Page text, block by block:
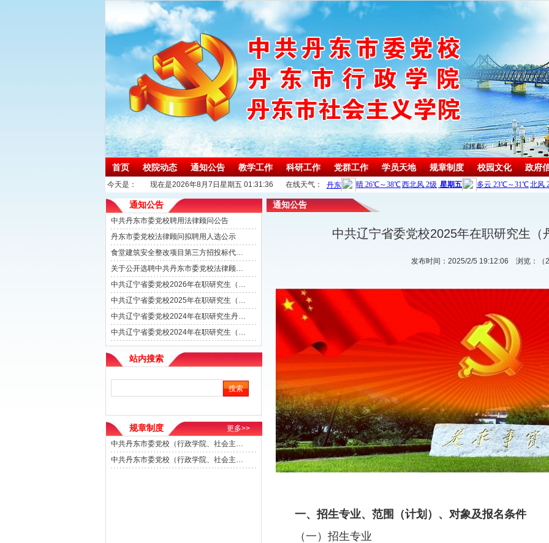
首页 校院动态 通知公告 教学工作 科研工作 党群工作 学员天地 规章制度 校园文化 政府
预算/
今天是： 现在是2026年8月7日星期五 01:31:37 在线天气：
通知公告
中共丹东市委党校聘用法律顾问公告
丹东市委党校法律顾问拟聘用人选公示
食堂建筑安全整改项目第三方招投标代理机构选取公告
关于公开选聘中共丹东市委党校法律顾问的公告
中共辽宁省委党校2026年在职研究生（丹东学区）招生简章
中共辽宁省委党校2025年在职研究生（丹东学区）招生简章
中共辽宁省委党校2024年在职研究生丹东学区现场确认通知
中共辽宁省委党校2024年在职研究生（丹东学区）招生简章
站内搜索
规章制度
更多>>
中共丹东市委党校（行政学院、社会主义学院）在职教师受邀外出活动管理办法（试行）
中共丹东市委党校（行政学院、社会主义学院）信息宣传工作管理办法
通知公告
中共辽宁省委党校2025年在职研究生（
发布时间：2025/2/5 19:12:06 浏览：（
一、招生专业、范围（计划）、对象及报名条件
（一）招生专业